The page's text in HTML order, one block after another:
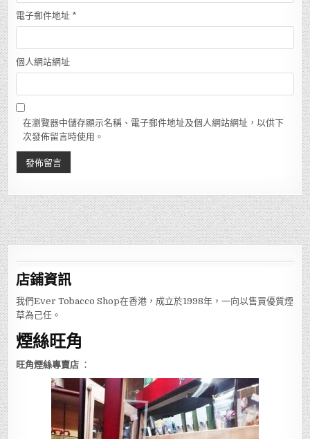
電子郵件地址 *
個人網站網址
在瀏覽器中儲存顯示名稱、電子郵件地址及個人網站網址，以供下
次發佈留言時使用。
店鋪資訊
我們Ever Tobacco Shop在香港，成立於1998年，一向以售買優質煙
草為己任。
煙絲旺角
旺角煙絲專賣店 ：